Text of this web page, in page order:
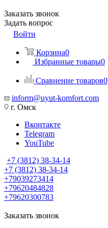
Заказать звонок
Задать вопрос
Войти
Корзина0
Избранные товары0
Сравнение товаров0
inform@uyut-komfort.com
г. Омск
Вконтакте
Telegram
YouTube
+7 (3812) 38-34-14
+7 (3812) 38-34-14
+79039273414
+79620484828
+79620300783
Заказать звонок